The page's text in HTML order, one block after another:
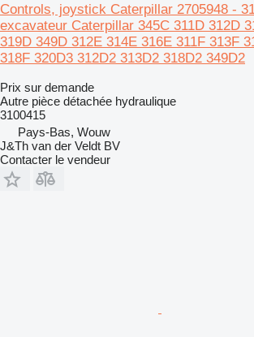
Controls, joystick Caterpillar 2705948 -
excavateur Caterpillar 345C 311D 312D
319D 349D 312E 314E 316E 311F 313F
318F 320D3 312D2 313D2 318D2 349D2
Prix sur demande
Autre pièce détachée hydraulique
3100415
Pays-Bas, Wouw
J&Th van der Veldt BV
Contacter le vendeur